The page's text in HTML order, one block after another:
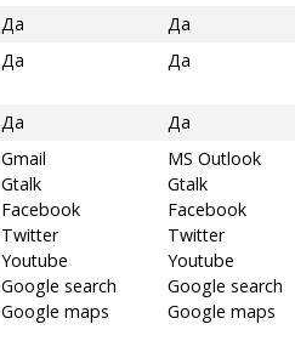
Да
Да
Да Да
Да
Да
Gmail
Gtalk
Facebook
Twitter
Youtube
Google search
Google maps
MS Outlook
Gtalk
Facebook
Twitter
Youtube
Google search
Google maps